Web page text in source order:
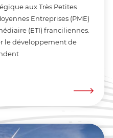
aux Très Petites
Entreprises (PME)
(ETI) franciliennes.
le développement de